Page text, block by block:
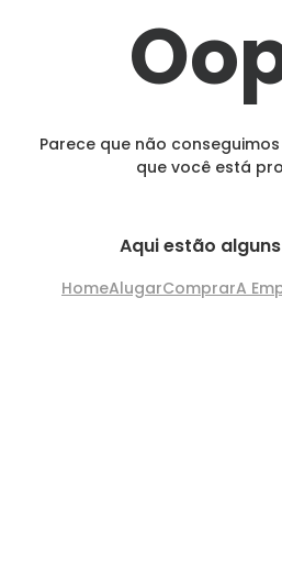
Parece que não
que você está
Aqui estão
HomeAlugarComprarA